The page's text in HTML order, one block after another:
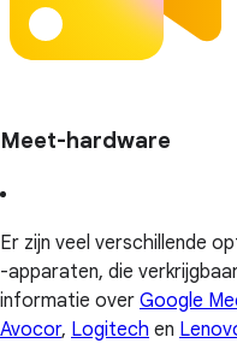
Meet-hardware
Er zijn veel verschillende
-apparaten, die
informatie over Google
Avocor, Logitech en